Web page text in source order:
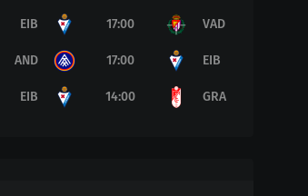
EIB 17:00 VAD
AND 17:00 EIB
EIB 14:00 GRA